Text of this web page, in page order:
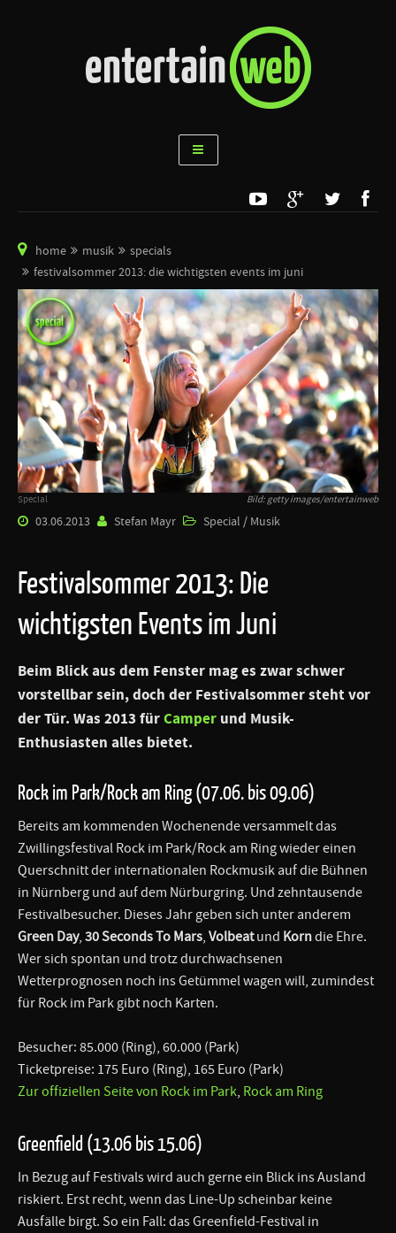
home musik
specials
festivalsommer 2013: die wichtigsten events im juni
Special Bild: getty images/entertainweb
03.06.2013 Stefan Mayr Special / Musik
Festivalsommer 2013: Die
wichtigsten Events im Juni
Beim Blick aus dem Fenster mag es zwar schwer
vorstellbar sein, doch der Festivalsommer steht vor
der Tür. Was 2013 fürCamper und Musik-
Enthusiasten alles bietet.
Rock im Park/Rock am Ring (07.06. bis 09.06)
Bereits am kommenden Wochenende versammelt das
Zwillingsfestival Rock im Park/Rock am Ring wieder einen
Querschnitt der internationalen Rockmusik auf die Bühnen
in Nürnberg und auf dem Nürburgring. Und zehntausende
Festivalbesucher. Dieses Jahr geben sich unter anderem
Green Day, 30 Seconds To Mars, Volbeatund Korndie Ehre.
Wer sich spontan und trotz durchwachsenen
Wetterprognosen noch ins Getümmel wagen will, zumindest
für Rock im Park gibt noch Karten.
Besucher: 85.000 (Ring), 60.000 (Park)
Ticketpreise: 175 Euro (Ring), 165 Euro (Park)
Zur offiziellen Seite von Rock im Park, Rock am Ring
Greenfield (13.06 bis 15.06)
In Bezug auf Festivals wird auch gerne ein Blick ins Ausland
riskiert. Erst recht, wenn das Line-Up scheinbar keine
Ausfälle birgt. So ein Fall: das Greenfield-Festival in